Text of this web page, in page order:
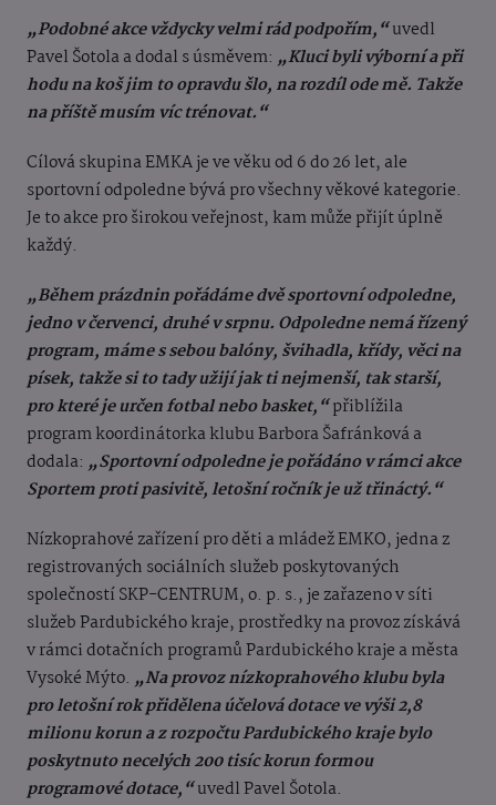
„Podobné akce vždycky velmi rád podpořím,“uvedl
Pavel Šotola a dodal s úsměvem: „Kluci byli výborní a při
hodu na koš jim to opravdu šlo, na rozdíl ode mě. Takže
na příště musím víc trénovat.“
Cílová skupina EMKA je ve věku od 6 do 26 let, ale
sportovní odpoledne bývá pro všechny věkové kategorie.
Je to akce pro širokou veřejnost, kam může přijít úplně
každý.
„Během prázdnin pořádáme dvě sportovní odpoledne,
jedno v červenci, druhé v srpnu. Odpoledne nemá řízený
program, máme s sebou balóny, švihadla, křídy, věci na
písek, takže si to tady užijí jak ti nejmenší, tak starší,
pro které je určen fotbal nebo basket,“přiblížila
program koordinátorka klubu Barbora Šafránková a
dodala: „Sportovní odpoledne je pořádáno v rámci akce
Sportem proti pasivitě, letošní ročník je už třináctý.“
Nízkoprahové zařízení pro děti a mládež EMKO, jedna z
registrovaných sociálních služeb poskytovaných
společností SKP-CENTRUM, o. p. s., je zařazeno v síti
služeb Pardubického kraje, prostředky na provoz získává
v rámci dotačních programů Pardubického kraje a města
Vysoké Mýto. „Na provoz nízkoprahového klubu byla
pro letošní rok přidělena účelová dotace ve výši 2,8
milionu korun a z rozpočtu Pardubického kraje bylo
poskytnuto necelých 200 tisíc korun formou
programové dotace,“uvedl Pavel Šotola.